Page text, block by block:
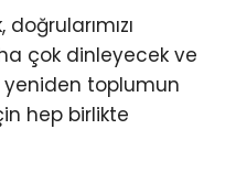
çok dinleyecek ve
yeniden toplumun
hep birlikte